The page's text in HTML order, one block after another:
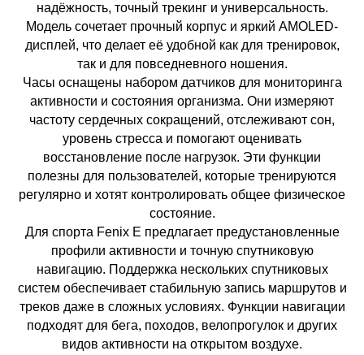
надёжность, точный трекинг и универсальность.
Модель сочетает прочный корпус и яркий AMOLED-
дисплей, что делает её удобной как для тренировок,
так и для повседневного ношения.
Часы оснащены набором датчиков для мониторинга
активности и состояния организма. Они измеряют
частоту сердечных сокращений, отслеживают сон,
уровень стресса и помогают оценивать
восстановление после нагрузок. Эти функции
полезны для пользователей, которые тренируются
регулярно и хотят контролировать общее физическое
состояние.
Для спорта Fenix E предлагает предустановленные
профили активности и точную спутниковую
навигацию. Поддержка нескольких спутниковых
систем обеспечивает стабильную запись маршрутов и
треков даже в сложных условиях. Функции навигации
подходят для бега, походов, велопрогулок и других
видов активности на открытом воздухе.